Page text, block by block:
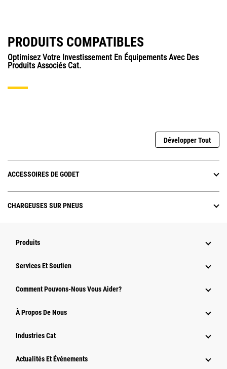
PRODUITS COMPATIBLES
Optimisez Votre Investissement En Équipements Avec Des
Produits Associés Cat.
Développer Tout
ACCESSOIRES DE GODET
CHARGEUSES SUR PNEUS
Produits
Services Et Soutien
Comment Pouvons-Nous Vous Aider?
À Propos De Nous
Industries Cat
Actualités Et Événements